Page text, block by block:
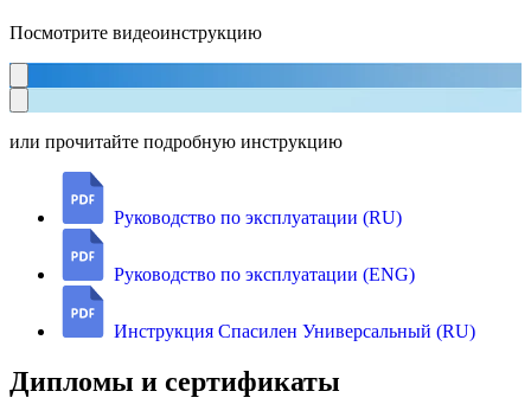
Посмотрите видеоинструкцию
или прочитайте подробную инструкцию
Руководство по эксплуатации (RU)
Руководство по эксплуатации (ENG)
Инструкция Спасилен Универсальный (RU)
Дипломы и сертификаты